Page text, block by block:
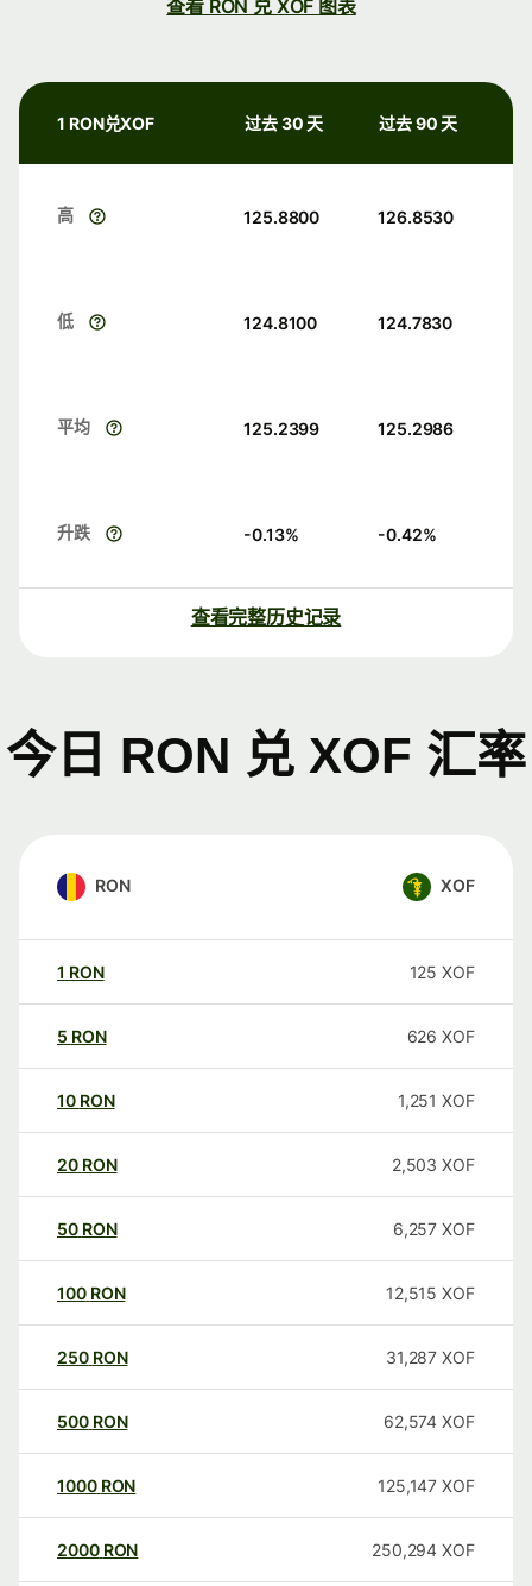
查看 RON 兑 XOF 图表
1 RON兑XOF 过去 30 天 过去 90 天
高 125.8800 126.8530
低 124.8100 124.7830
平均 125.2399 125.2986
升跌 -0.13% -0.42%
查看完整历史记录
今日 RON 兑 XOF 汇率
RON XOF
1 RON 125 XOF
5 RON 626 XOF
10 RON 1,251 XOF
20 RON 2,503 XOF
50 RON 6,257 XOF
100 RON 12,515 XOF
250 RON 31,287 XOF
500 RON 62,574 XOF
1000 RON 125,147 XOF
2000 RON 250,294 XOF